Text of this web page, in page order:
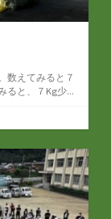
数えてみると７
ると、７Kg少...